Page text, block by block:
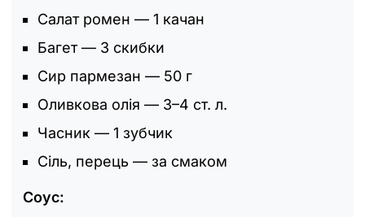
Салат ромен — 1 качан
Багет — 3 скибки
Сир пармезан — 50 г
Оливкова олія — 3–4 ст. л.
Часник — 1 зубчик
Сіль, перець — за смаком
Соус: